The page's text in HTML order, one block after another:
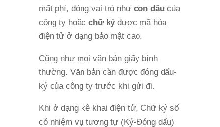
mất phí, đóng vai trò như con dấu của
công ty hoặc chữ kýđược mã hóa
điện tử ở dạng bảo mật cao.
Cũng như mọi văn bản giấy bình
thường. Văn bản cần được đóng dấu-
ký của công ty trước khi gửi đi.
Khi ở dạng kê khai điện tử, Chữ ký số
có nhiệm vụ tương tự (Ký-Đóng dấu)